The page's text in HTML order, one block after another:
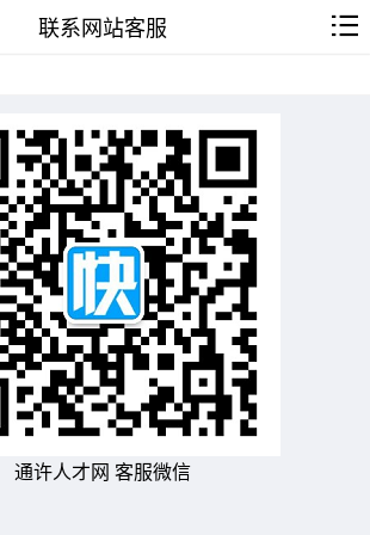
联系网站客服
通许人才网 客服微信